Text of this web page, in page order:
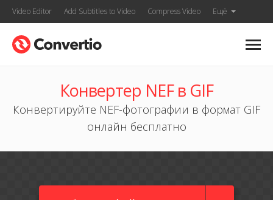
Video Editor Add Subtitles to Video Compress Video Ещё
Конвертер NEF в GIF
Конвертируйте NEF-фотографии в формат GIF
онлайн бесплатно